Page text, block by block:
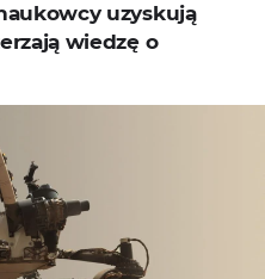
uzyskują
wiedzę o